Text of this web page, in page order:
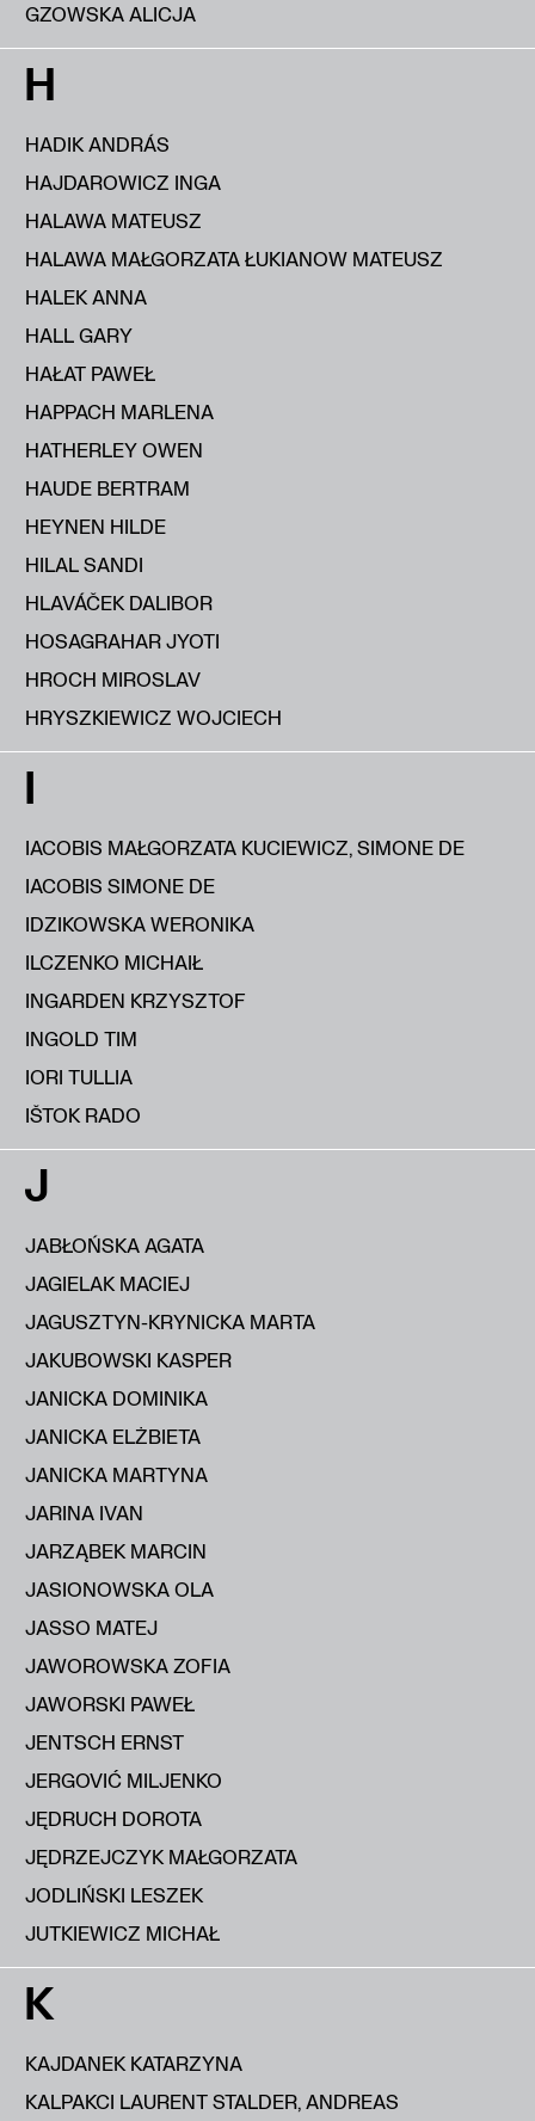
GZOWSKA ALICJA
H
HADIK ANDRÁS
HAJDAROWICZ INGA
HALAWA MATEUSZ
HALAWA MAŁGORZATA ŁUKIANOW MATEUSZ
HALEK ANNA
HALL GARY
HAŁAT PAWEŁ
HAPPACH MARLENA
HATHERLEY OWEN
HAUDE BERTRAM
HEYNEN HILDE
HILAL SANDI
HLAVÁČEK DALIBOR
HOSAGRAHAR JYOTI
HROCH MIROSLAV
HRYSZKIEWICZ WOJCIECH
I
IACOBIS MAŁGORZATA KUCIEWICZ, SIMONE DE
IACOBIS SIMONE DE
IDZIKOWSKA WERONIKA
ILCZENKO MICHAIŁ
INGARDEN KRZYSZTOF
INGOLD TIM
IORI TULLIA
IŠTOK RADO
J
JABŁOŃSKA AGATA
JAGIELAK MACIEJ
JAGUSZTYN-KRYNICKA MARTA
JAKUBOWSKI KASPER
JANICKA DOMINIKA
JANICKA ELŻBIETA
JANICKA MARTYNA
JARINA IVAN
JARZĄBEK MARCIN
JASIONOWSKA OLA
JASSO MATEJ
JAWOROWSKA ZOFIA
JAWORSKI PAWEŁ
JENTSCH ERNST
JERGOVIĆ MILJENKO
JĘDRUCH DOROTA
JĘDRZEJCZYK MAŁGORZATA
JODLIŃSKI LESZEK
JUTKIEWICZ MICHAŁ
K
KAJDANEK KATARZYNA
KALPAKCI LAURENT STALDER, ANDREAS